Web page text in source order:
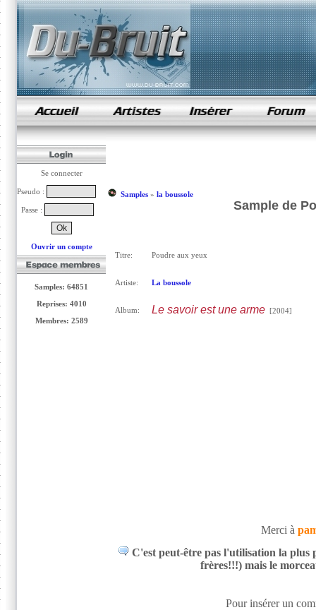
samples de rap
Se connecter
Pseudo :
Passe :
Ouvrir un compte
Samples: 64851
Reprises: 4010
Membres: 2589
Samples» la boussole
Sample de
Titre: Poudre aux yeux
Artiste: La boussole
Album: Le savoir est une arme[2004]
Merci à
C'est peut-être pas l'utilisation la plus
frères!!!) mais le
Pour insérer un